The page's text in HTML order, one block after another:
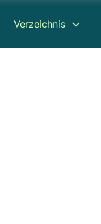
Verzeichnis